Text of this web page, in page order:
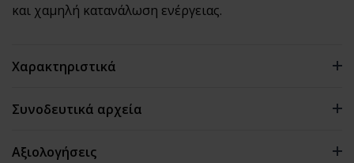
και χαμηλή κατανάλωση ενέργειας.
Χαρακτηριστικά
Ροή: 2.350 GPD (8,9 m³/ημέρα)
Απόρριψη:
Συνοδευτικά αρχεία
Αξιολογήσεις